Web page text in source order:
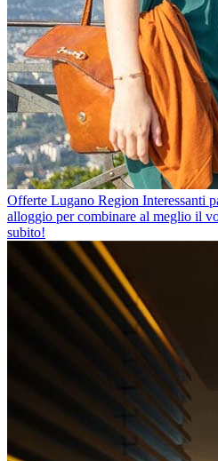
Offerte Lugano Region Interessanti
alloggio per combinare al meglio il
subito!